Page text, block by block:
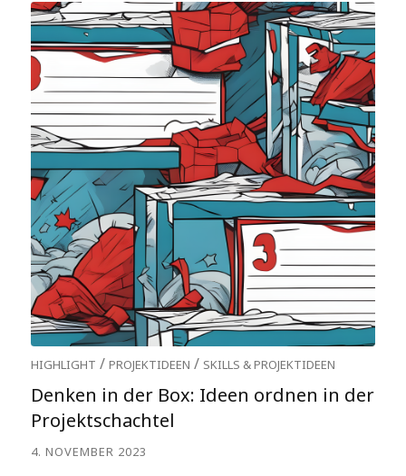
HIGHLIGHT / PROJEKTIDEEN / SKILLS & PROJEKTIDEEN
Denken in der Box: Ideen ordnen in der
Projektschachtel
4. NOVEMBER 2023